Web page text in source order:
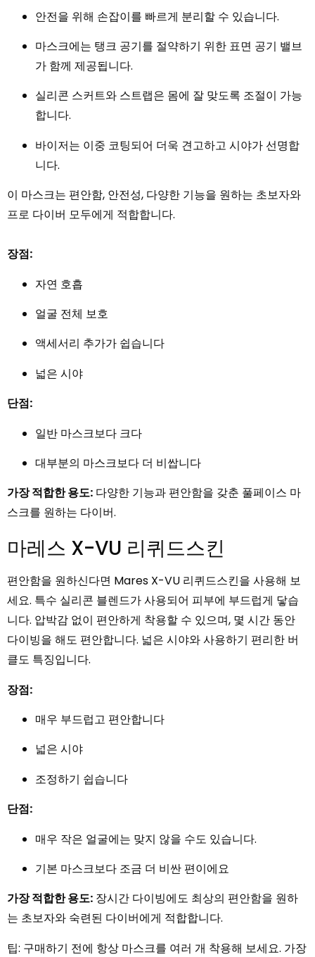
안전을 위해 손잡이를 빠르게 분리할 수 있습니다.
마스크에는 탱크 공기를 절약하기 위한 표면 공기 밸브
가 함께 제공됩니다.
실리콘 스커트와 스트랩은 몸에 잘 맞도록 조절이 가능
합니다.
바이저는 이중 코팅되어 더욱 견고하고 시야가 선명합
니다.
이 마스크는 편안함, 안전성, 다양한 기능을 원하는 초보자와
프로 다이버 모두에게 적합합니다.
장점:
자연 호흡
얼굴 전체 보호
액세서리 추가가 쉽습니다
넓은 시야
단점:
일반 마스크보다 크다
대부분의 마스크보다 더 비쌉니다
가장 적합한 용도: 다양한 기능과 편안함을 갖춘 풀페이스 마
스크를 원하는 다이버.
마레스 X-VU 리퀴드스킨
편안함을 원하신다면 Mares X-VU 리퀴드스킨을 사용해 보
세요. 특수 실리콘 블렌드가 사용되어 피부에 부드럽게 닿습
니다. 압박감 없이 편안하게 착용할 수 있으며, 몇 시간 동안
다이빙을 해도 편안합니다. 넓은 시야와 사용하기 편리한 버
클도 특징입니다.
장점:
매우 부드럽고 편안합니다
넓은 시야
조정하기 쉽습니다
단점:
매우 작은 얼굴에는 맞지 않을 수도 있습니다.
기본 마스크보다 조금 더 비싼 편이에요
가장 적합한 용도: 장시간 다이빙에도 최상의 편안함을 원하
는 초보자와 숙련된 다이버에게 적합합니다.
팁: 구매하기 전에 항상 마스크를 여러 개 착용해 보세요. 가장